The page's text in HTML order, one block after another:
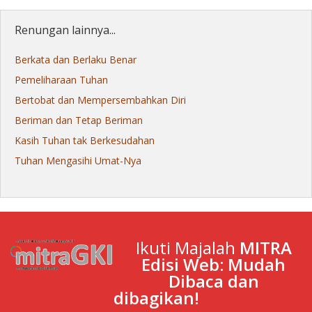
Renungan lainnya...
Berkata dan Berlaku Benar
Pemeliharaan Tuhan
Bertobat dan Mempersembahkan Diri
Beriman dan Tetap Beriman
Kasih Tuhan tak Berkesudahan
Tuhan Mengasihi Umat-Nya
Ikuti Majalah MITRA
Edisi Web: Mudah
Dibaca dan
dibagikan!